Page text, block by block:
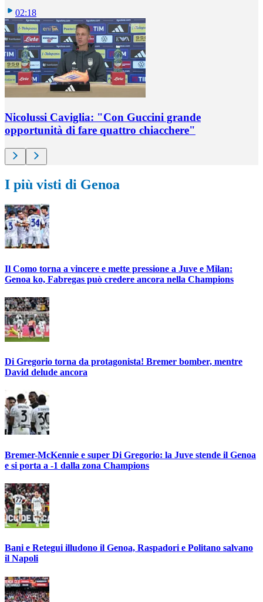
02:18
Nicolussi Caviglia: "Con Guccini grande
opportunità di fare quattro chiacchere"
I più visti di Genoa
Il Como torna a vincere e mette pressione a Juve e Milan:
Genoa ko, Fabregas può credere ancora nella Champions
Di Gregorio torna da protagonista! Bremer bomber, mentre
David delude ancora
Bremer-McKennie e super Di Gregorio: la Juve stende il Genoa
e si porta a -1 dalla zona Champions
Bani e Retegui illudono il Genoa, Raspadori e Politano salvano
il Napoli